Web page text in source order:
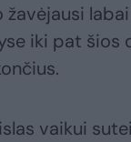
žavėjausi
iki pat šios
vaikui